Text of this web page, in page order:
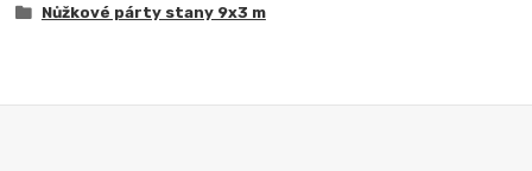
Nůžkové párty stany 9x3 m